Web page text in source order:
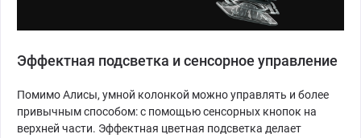
Эффектная подсветка и сенсорное управление
Помимо Алисы, умной колонкой можно управлять и более
привычным способом: с помощью сенсорных кнопок на
верхней части. Эффектная цветная подсветка делает